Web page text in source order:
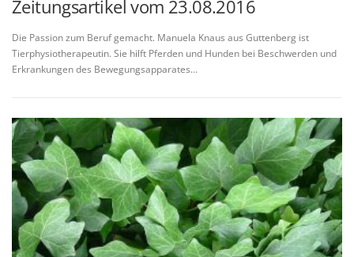
Zeitungsartikel vom 23.08.2016
Die Passion zum Beruf gemacht. Manuela Knaus aus Guttenberg ist
Tierphysiotherapeutin. Sie hilft Pferden und Hunden bei Beschwerden und
Erkrankungen des Bewegungsapparates…